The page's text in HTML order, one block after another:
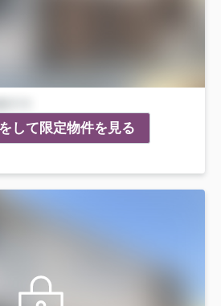
して限定物件を見る